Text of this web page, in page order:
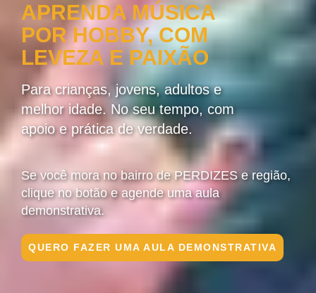
APRENDA MÚSICA
POR HOBBY, COM
LEVEZA E PAIXÃO
Para crianças, jovens, adultos e
melhor idade. No seu tempo, com
apoio e prática de verdade.
Se você mora no bairro de PERDIZES e região,
clique no botão e agende uma aula
demonstrativa.
QUERO FAZER UMA AULA DEMONSTRATIVA